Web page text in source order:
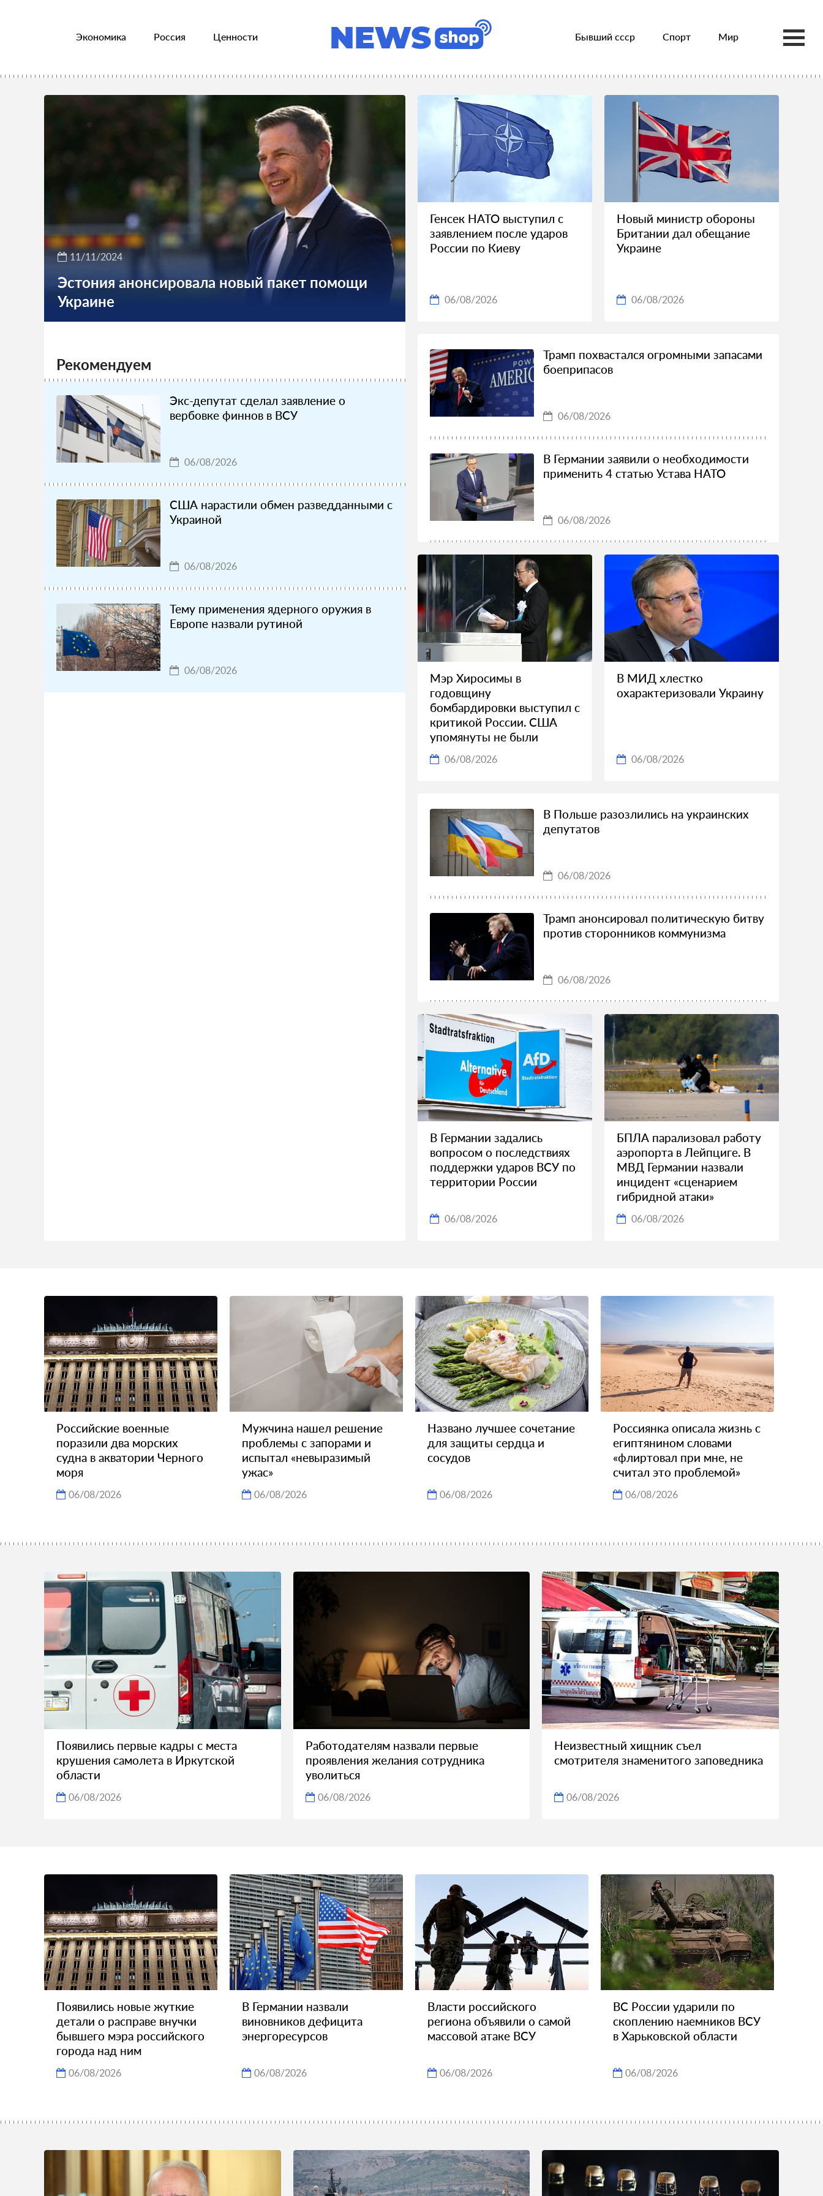
Экономика Россия Ценности Бывший ссср Спорт Мир
11/11/2024
Эстония анонсировала новый пакет помощи
Украине
Рекомендуем
Экс-депутат сделал заявление о
вербовке финнов в ВСУ
06/08/2026
США нарастили обмен разведданными с
Украиной
06/08/2026
Тему применения ядерного оружия в
Европе назвали рутиной
06/08/2026
Генсек НАТО выступил с
заявлением после ударов
России по Киеву
06/08/2026
Новый министр обороны
Британии дал обещание
Украине
06/08/2026
Трамп похвастался огромными запасами
боеприпасов
06/08/2026
В Германии заявили о необходимости
применить 4 статью Устава НАТО
06/08/2026
Мэр Хиросимы в
годовщину
бомбардировки выступил с
критикой России. США
упомянуты не были
06/08/2026
В МИД хлестко
охарактеризовали Украину
06/08/2026
В Польше разозлились на украинских
депутатов
06/08/2026
Трамп анонсировал политическую битву
против сторонников коммунизма
06/08/2026
В Германии задались
вопросом о последствиях
поддержки ударов ВСУ по
территории России
06/08/2026
БПЛА парализовал работу
аэропорта в Лейпциге. В
МВД Германии назвали
инцидент «сценарием
гибридной атаки»
06/08/2026
Российские военные
поразили два морских
судна в акватории Черного
моря
06/08/2026
Мужчина нашел решение
проблемы с запорами и
испытал «невыразимый
ужас»
06/08/2026
Названо лучшее сочетание
для защиты сердца и
сосудов
06/08/2026
Россиянка описала жизнь с
египтянином словами
«флиртовал при мне, не
считал это проблемой»
06/08/2026
Появились первые кадры с места
крушения самолета в Иркутской
области
06/08/2026
Работодателям назвали первые
проявления желания сотрудника
уволиться
06/08/2026
Неизвестный хищник съел
смотрителя знаменитого заповедника
06/08/2026
Появились новые жуткие
детали о расправе внучки
бывшего мэра российского
города над ним
06/08/2026
В Германии назвали
виновников дефицита
энергоресурсов
06/08/2026
Власти российского
региона объявили о самой
массовой атаке ВСУ
06/08/2026
ВС России ударили по
скоплению наемников ВСУ
в Харьковской области
06/08/2026